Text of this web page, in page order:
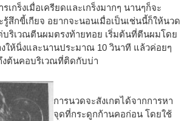
เกร็งเมื่อเครียดและเกร็งมากๆ นานๆก็จะ
สึกขี้เกียจ อยากจะนอนเมื่อเป็นเช่นนี้ก็ให้นวด
ริเวณตีนผมตรงท้ายทอย เริ่มต้นที่ตีนผมโดย
ให้นิ่งและนานประมาณ 10 วินาที แล้วค่อยๆ
งต้นคอบริเวณที่ติดกับบ่า
การนวดจะสังเกตได้จากการหา
จุดที่กระดูกก้านคอก่อน โดยใช้